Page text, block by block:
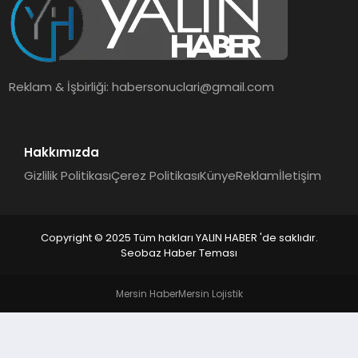
EĞİTİM
TEKNOLOJİ
MAGAZİN
Reklam & İşbirliği:habersonuclari@gmail.com
Hakkımızda
Gizlilik PolitikasıÇerez PolitikasıKünyeReklamİletişim
Copyright © 2025 Tüm hakları YALIN HABER 'de saklıdır.
Seobaz Haber Teması
Mersin HaberMersin Lojistik